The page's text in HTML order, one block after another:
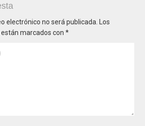
electrónico no será publicada.
Los
marcados con*